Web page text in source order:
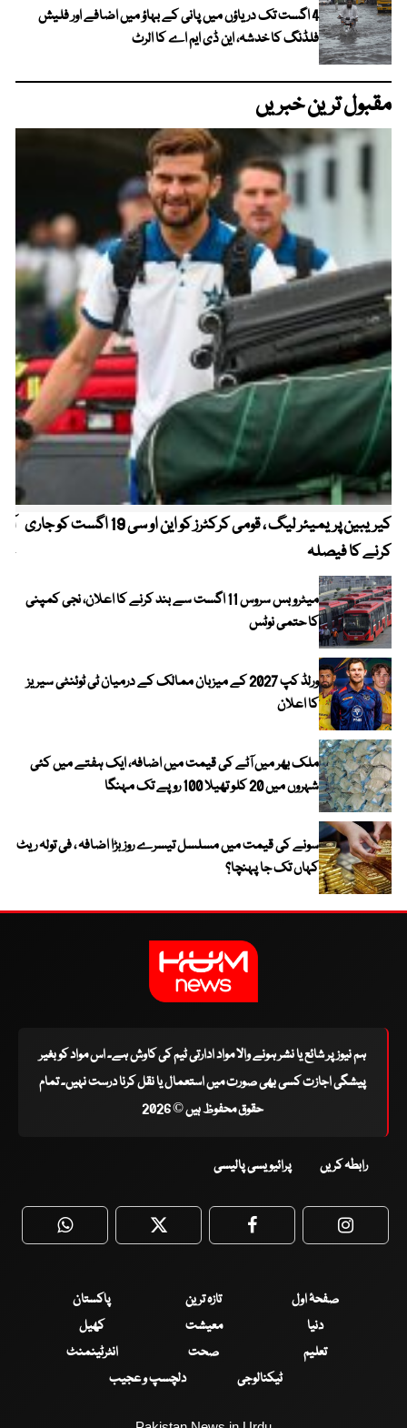
4 اگست تک دریاؤں میں پانی کے بہاؤ میں اضافے اور فلیش
فلڈنگ کا خدشہ، این ڈی ایم اے کا الرٹ
مقبول ترین خبریں
کیریبین پریمیئر لیگ ، قومی کرکٹرز کو این او سی 19 اگست کو جاری
کرنے کا فیصلہ
میٹرو بس سروس 11 اگست سے بند کرنے کا اعلان، نجی کمپنی
کا حتمی نوٹس
ورلڈ کپ 2027 کے میزبان ممالک کے درمیان ٹی ٹوئنٹی سیریز
کا اعلان
ملک بھر میں آٹے کی قیمت میں اضافہ، ایک ہفتے میں کئی
شہروں میں 20 کلو تھیلا 100 روپے تک مہنگا
سونے کی قیمت میں مسلسل تیسرے روز بڑا اضافہ ، فی تولہ ریٹ
کہاں تک جا پہنچا؟
ہم نیوز پر شائع یا نشر ہونے والا مواد ادارتی ٹیم کی کاوش ہے۔ اس مواد کو بغیر
پیشگی اجازت کسی بھی صورت میں استعمال یا نقل کرنا درست نہیں۔ تمام
حقوق محفوظ ہیں © 2026
رابطہ کریں پرائیویسی پالیسی
WhatsApp Twitter Facebook
صفحۂ اول تازہ ترین
پاکستان
دنیا
معیشت
کھیل
تعلیم
صحت
انٹرٹینمنٹ
ٹیکنالوجی
دلچسپ و عجیب